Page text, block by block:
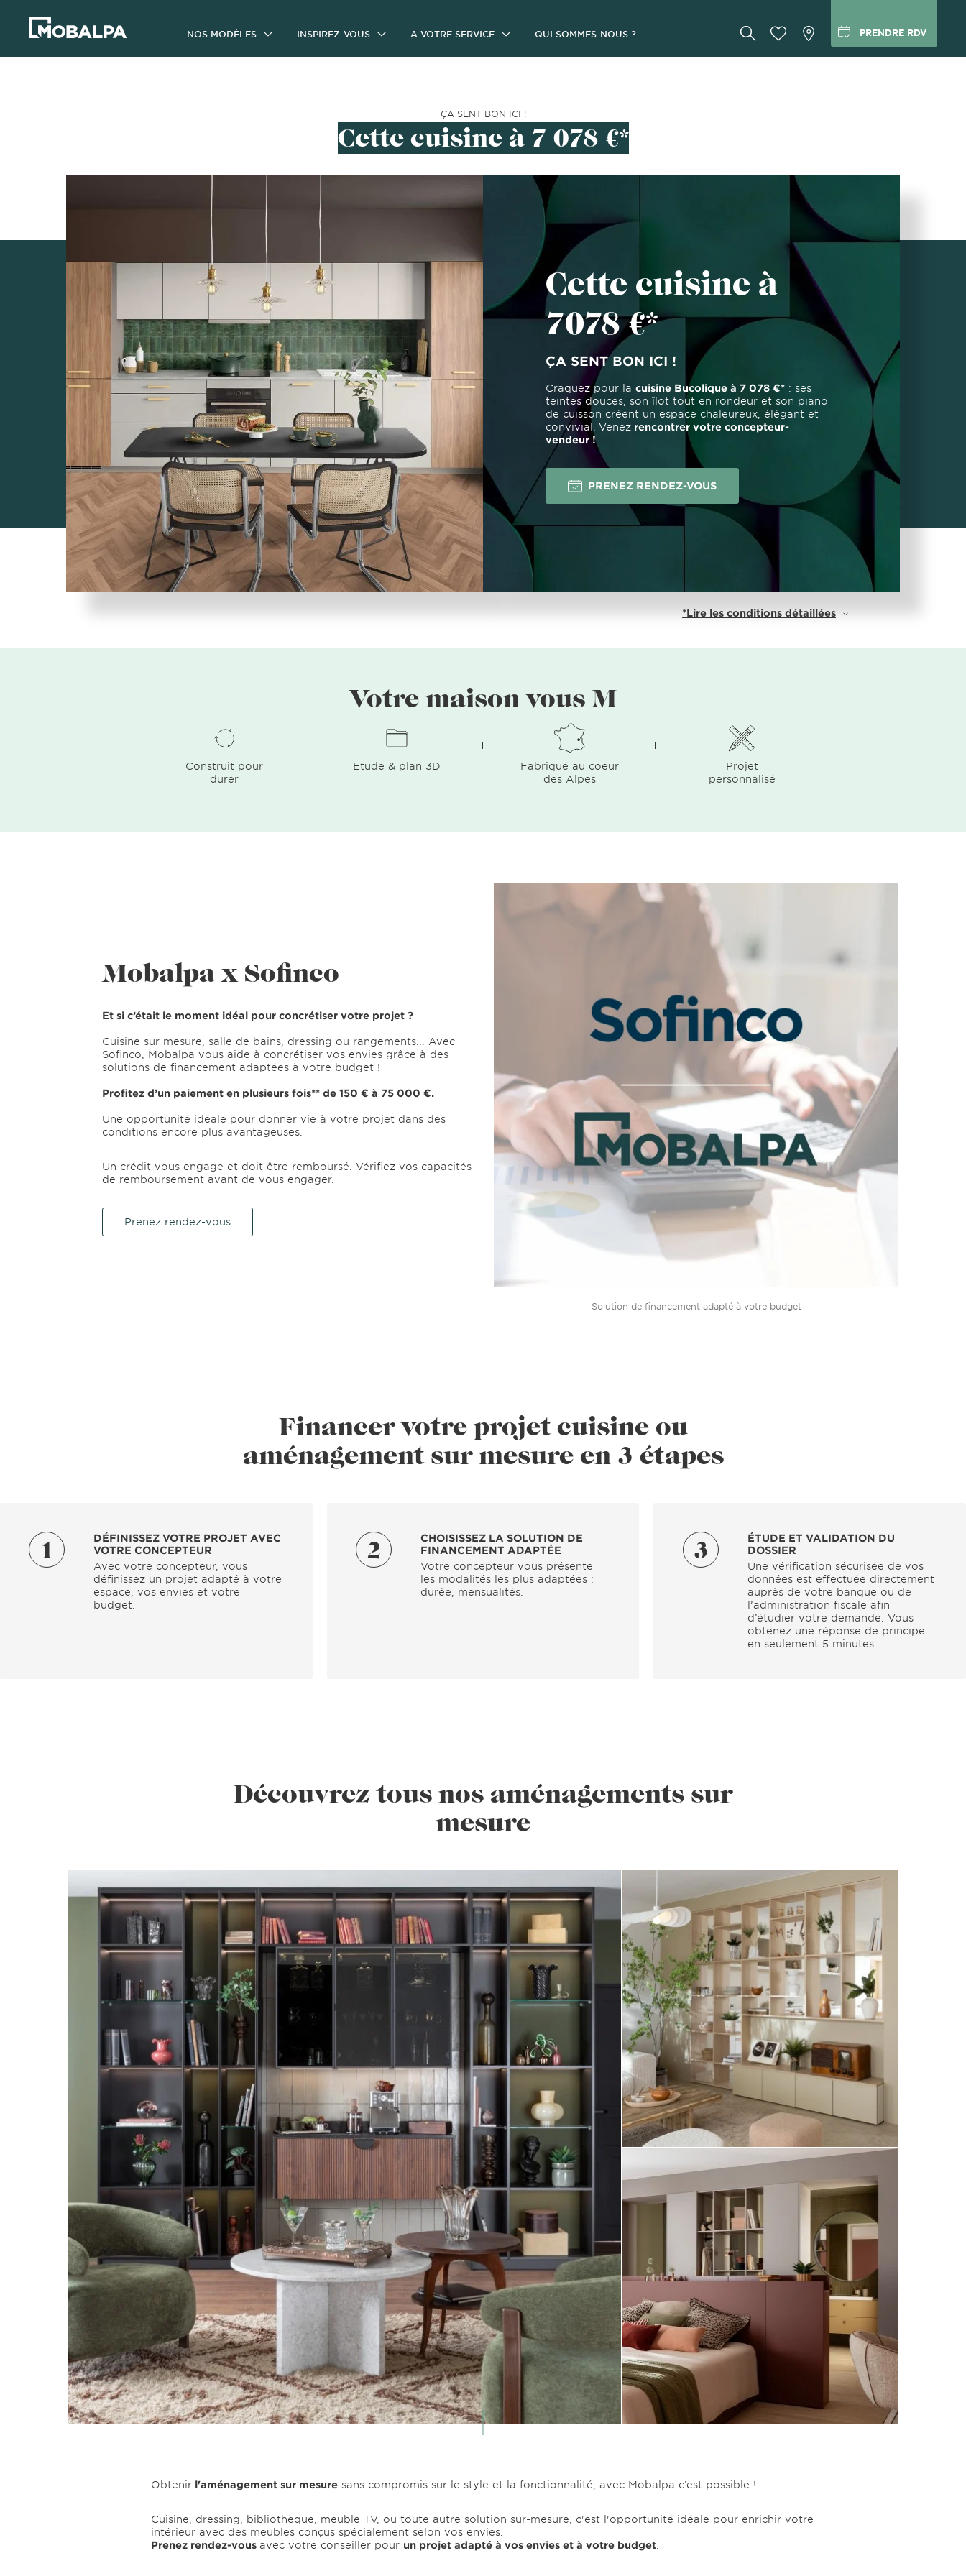
NOS MODÈLES INSPIREZ-VOUS A VOTRE SERVICE QUI SOMMES-NOUS ? PRENDRE RDV
ÇA SENT BON ICI !
Cette cuisine à 7 078 €*
Cette cuisine à
7078 €*
ÇA SENT BON ICI !
Craquez pour la cuisine Bucolique à 7 078 €* : ses
teintes douces, son îlot tout en rondeur et son piano
de cuisson créent un espace chaleureux, élégant et
convivial. Venez rencontrer votre concepteur-
vendeur!
PRENEZ RENDEZ-VOUS
*Lire les conditions détaillées
Votre maison vous M
Construit pour
durer
Etude & plan 3D
Fabriqué au coeur
des Alpes
Projet
personnalisé
Mobalpa x Sofinco
Et si c’était le moment idéal pour concrétiser votre projet ?
Cuisine sur mesure, salle de bains, dressing ou rangements... Avec
Sofinco, Mobalpa vous aide à concrétiser vos envies grâce à des
solutions de financement adaptées à votre budget !
Profitez d’un paiement en plusieurs fois** de 150 € à 75 000 €.
Une opportunité idéale pour donner vie à votre projet dans des
conditions encore plus avantageuses.
Un crédit vous engage et doit être remboursé. Vérifiez vos capacités
de remboursement avant de vous engager.
Prenez rendez-vous
Solution de financement adapté à votre budget
Financer votre projet cuisine ou
aménagement sur mesure en 3 étapes
1
DÉFINISSEZ VOTRE PROJET AVEC
VOTRE CONCEPTEUR
Avec votre concepteur, vous
définissez un projet adapté à votre
espace, vos envies et votre
budget.
2
CHOISISSEZ LA SOLUTION DE
FINANCEMENT ADAPTÉE
Votre concepteur vous présente
les modalités les plus adaptées :
durée, mensualités.
3
ÉTUDE ET VALIDATION DU
DOSSIER
Une vérification sécurisée de vos
données est effectuée directement
auprès de votre banque ou de
l’administration fiscale afin
d’étudier votre demande. Vous
obtenez une réponse de principe
en seulement 5 minutes.
Découvrez tous nos aménagements sur
mesure
Obtenirl'aménagement sur mesuresans compromis sur le style et la fonctionnalité, avec Mobalpa c’est possible !
Cuisine, dressing, bibliothèque, meuble TV, ou toute autre solution sur-mesure, c'est l'opportunité idéale pour enrichir votre
intérieur avec des meubles conçus spécialement selon vos envies.
Prenez rendez-vous avec votre conseiller pour un projet adapté à vos envies et à votre budget.